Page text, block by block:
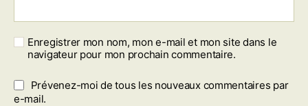
Enregistrer mon nom, mon e-mail et mon site dans le
navigateur pour mon prochain commentaire.
Prévenez-moi de tous les nouveaux commentaires par
e-mail.